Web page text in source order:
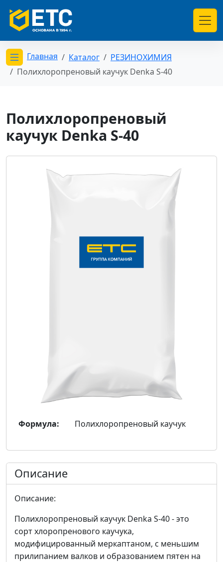
Открыть меню категорий
Главная Каталог
РЕЗИНОХИМИЯ
Полихлоропреновый каучук Denka S-40
Полихлоропреновый
каучук Denka S-40
Формула: Полихлоропреновый каучук
Описание
Описание:
Полихлоропреновый каучук Denka S-40 - это
сорт хлоропренового каучука,
модифицированный меркаптаном, с меньшим
прилипанием валков и образованием пятен на